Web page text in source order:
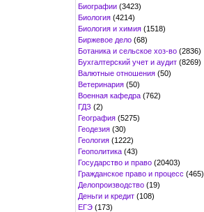
Биографии (3423)
Биология (4214)
Биология и химия (1518)
Биржевое дело (68)
Ботаника и сельское хоз-во (2836)
Бухгалтерский учет и аудит (8269)
Валютные отношения (50)
Ветеринария (50)
Военная кафедра (762)
ГДЗ (2)
География (5275)
Геодезия (30)
Геология (1222)
Геополитика (43)
Государство и право (20403)
Гражданское право и процесс (465)
Делопроизводство (19)
Деньги и кредит (108)
ЕГЭ (173)